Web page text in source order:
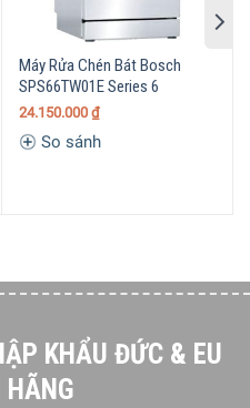
thủy
x
Máy Rửa Chén Bát Bosch
SPS66TW01E Series 6
24.150.000 ₫
So sánh
KHẨU ĐỨC & EU
HÃNG